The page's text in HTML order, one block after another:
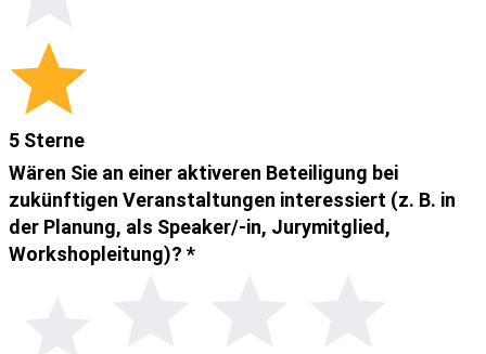
5 Sterne
Wären Sie an einer aktiveren Beteiligung bei
zukünftigen Veranstaltungen interessiert (z. B. in
der Planung, als Speaker/-in, Jurymitglied,
Workshopleitung)? *